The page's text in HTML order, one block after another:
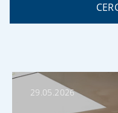
29.05.2026